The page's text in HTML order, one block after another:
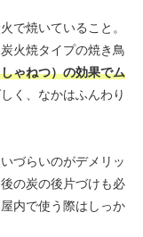
で焼いていること。
火焼タイプの焼き鳥
ゃねつ）の効果でム
く、なかはふんわり
づらいのがデメリッ
の炭の後片づけも必
内で使う際はしっか